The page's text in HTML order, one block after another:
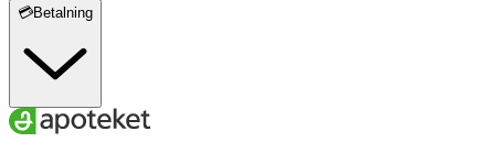
💳Betalning